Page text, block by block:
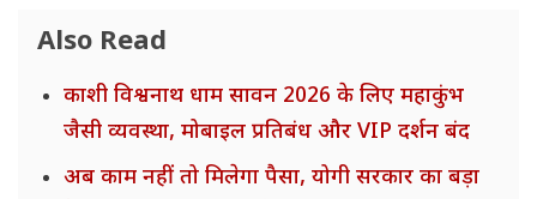
Also Read
काशी विश्वनाथ धाम सावन 2026 के लिए महाकुंभ
जैसी व्यवस्था, मोबाइल प्रतिबंध और VIP दर्शन बंद
अब काम नहीं तो मिलेगा पैसा, योगी सरकार का बड़ा